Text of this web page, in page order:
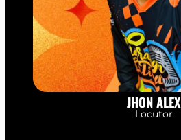
JHON ALEX
Locutor